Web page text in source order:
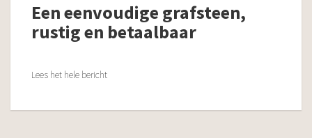
Een eenvoudige grafsteen,
rustig en betaalbaar
Lees het hele bericht